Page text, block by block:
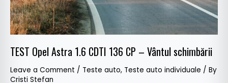
TEST Opel Astra 1.6 CDTI 136 CP – Vântul schimbării
Leave a Comment / Teste auto, Teste auto individuale / By
Cristi Stefan